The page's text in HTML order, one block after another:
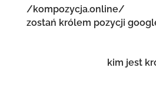
/kompozycja.online/
zostań królem pozycji
kim jest